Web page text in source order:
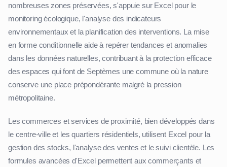
nombreuses zones préservées, s'appuie sur Excel pour le
monitoring écologique, l'analyse des indicateurs
environnementaux et la planification des interventions. La mise
en forme conditionnelle aide à repérer tendances et anomalies
dans les données naturelles, contribuant à la protection efficace
des espaces qui font de Septèmes une commune où la nature
conserve une place prépondérante malgré la pression
métropolitaine.
Les commerces et services de proximité, bien développés dans
le centre-ville et les quartiers résidentiels, utilisent Excel pour la
gestion des stocks, l'analyse des ventes et le suivi clientèle. Les
formules avancées d'Excel permettent aux commerçants et